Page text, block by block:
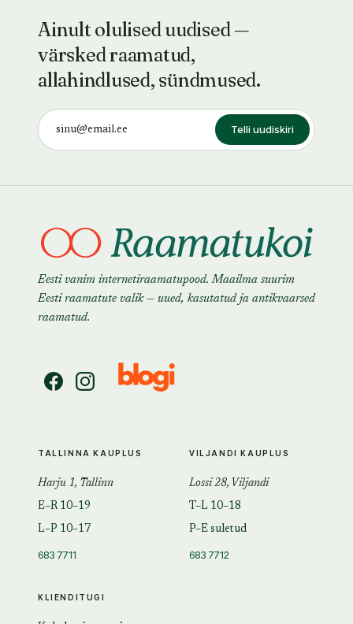
Ainult olulised uudised —
värsked raamatud,
allahindlused, sündmused.
Telli uudiskiri
Eesti vanim internetiraamatupood. Maailma suurim
Eesti raamatute valik — uued, kasutatud ja antikvaarsed
raamatud.
KLIENDITUGI
TALLINNA KAUPLUS
Harju 1, Tallinn
E–R 10–19
L–P 10–17
683 7711
VILJANDI KAUPLUS
Lossi 28, Viljandi
T–L 10–18
P–E suletud
683 7712